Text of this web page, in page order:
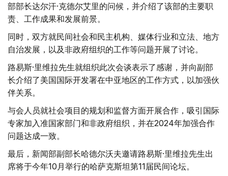
部部长达尔汗·克德尔艾里的问候，并介绍了该部的主要职
责、工作成果和发展前景。
同时，双方就民间社会和民主机构、媒体行业和立法、地方
自治发展，以及非政府组织的工作等问题开展了讨论。
路易斯·里维拉先生就组织此次会谈表示了感谢，并向副部
长介绍了美国国际开发署在中亚地区的工作方式，以加强伙
伴关系。
与会人员就社会项目的规划和监督方面开展合作，吸引国际
专家加入准国家部门和非政府组织，并在2024年加强合作
问题达成一致。
最后，新闻部副部长哈德尔沃夫邀请路易斯·里维拉先生出
席将于今年10月举行的哈萨克斯坦第11届民间论坛。